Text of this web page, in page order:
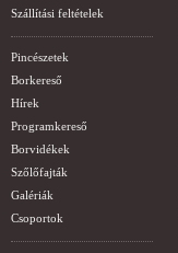
Szállítási feltételek
Pincészetek
Borkereső
Hírek
Programkereső
Borvidékek
Szőlőfajták
Galériák
Csoportok